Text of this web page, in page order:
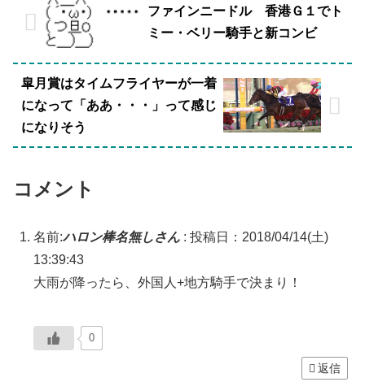
ファインニードル 香港Ｇ１でト
ミー・ベリー騎手と新コンビ
皐月賞はタイムフライヤーが一着
になって「ああ・・・」って感じ
になりそう
コメント
名前:ハロン棒名無しさん : 投稿日：2018/04/14(土)
13:39:43
大雨が降ったら、外国人+地方騎手で決まり！
0
返信